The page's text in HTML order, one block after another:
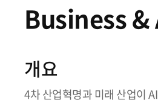
Business &
개요
4차 산업혁명과 미래 산업이